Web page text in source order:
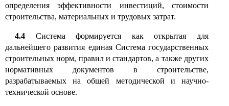
определения эффективности инвестиций, стоимости
строительства, материальных и трудовых затрат.
4.4
Система формируется как открытая для
дальнейшего развития единая Система государственных
строительных норм, правил и стандартов, а также других
нормативных документов в строительстве,
разрабатываемых на общей методической и научно-
технической основе.